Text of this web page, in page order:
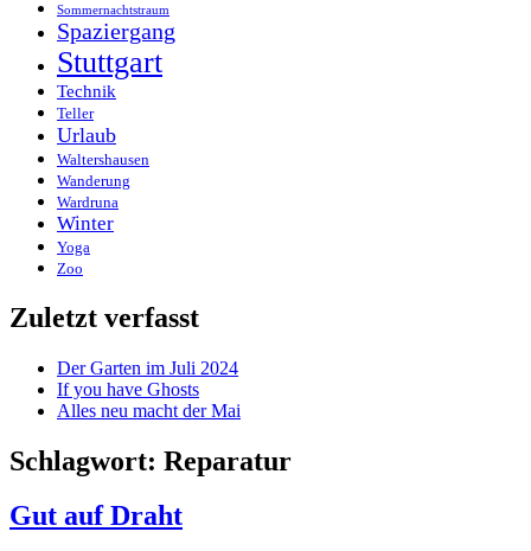
Sommernachtstraum
Spaziergang
Stuttgart
Technik
Teller
Urlaub
Waltershausen
Wanderung
Wardruna
Winter
Yoga
Zoo
Zuletzt verfasst
Der Garten im Juli 2024
If you have Ghosts
Alles neu macht der Mai
Schlagwort: Reparatur
Gut auf Draht